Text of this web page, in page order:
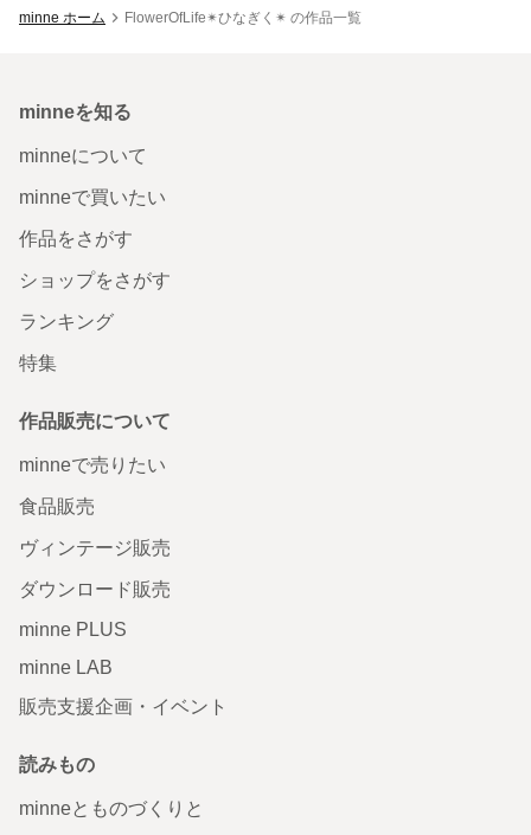
minne ホーム FlowerOfLife✴︎ひなぎく✴︎ の作品一覧
minneを知る
minneについて
minneで買いたい
作品をさがす
ショップをさがす
ランキング
特集
作品販売について
minneで売りたい
食品販売
ヴィンテージ販売
ダウンロード販売
minne PLUS
minne LAB
販売支援企画・イベント
読みもの
minneとものづくりと